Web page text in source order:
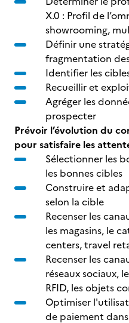
X.0 : Profil de
showrooming,
Définir une
fragmentation
Identifier les
Recueillir et
Agréger les
prospecter
Prévoir l’évolution du
pour satisfaire les
Sélectionner les
les bonnes cibles
Construire et
selon la cible
Recenser les
les magasins, le
centers, travel
Recenser les
réseaux sociaux,
RFID, les objets
Optimiser
de paiement